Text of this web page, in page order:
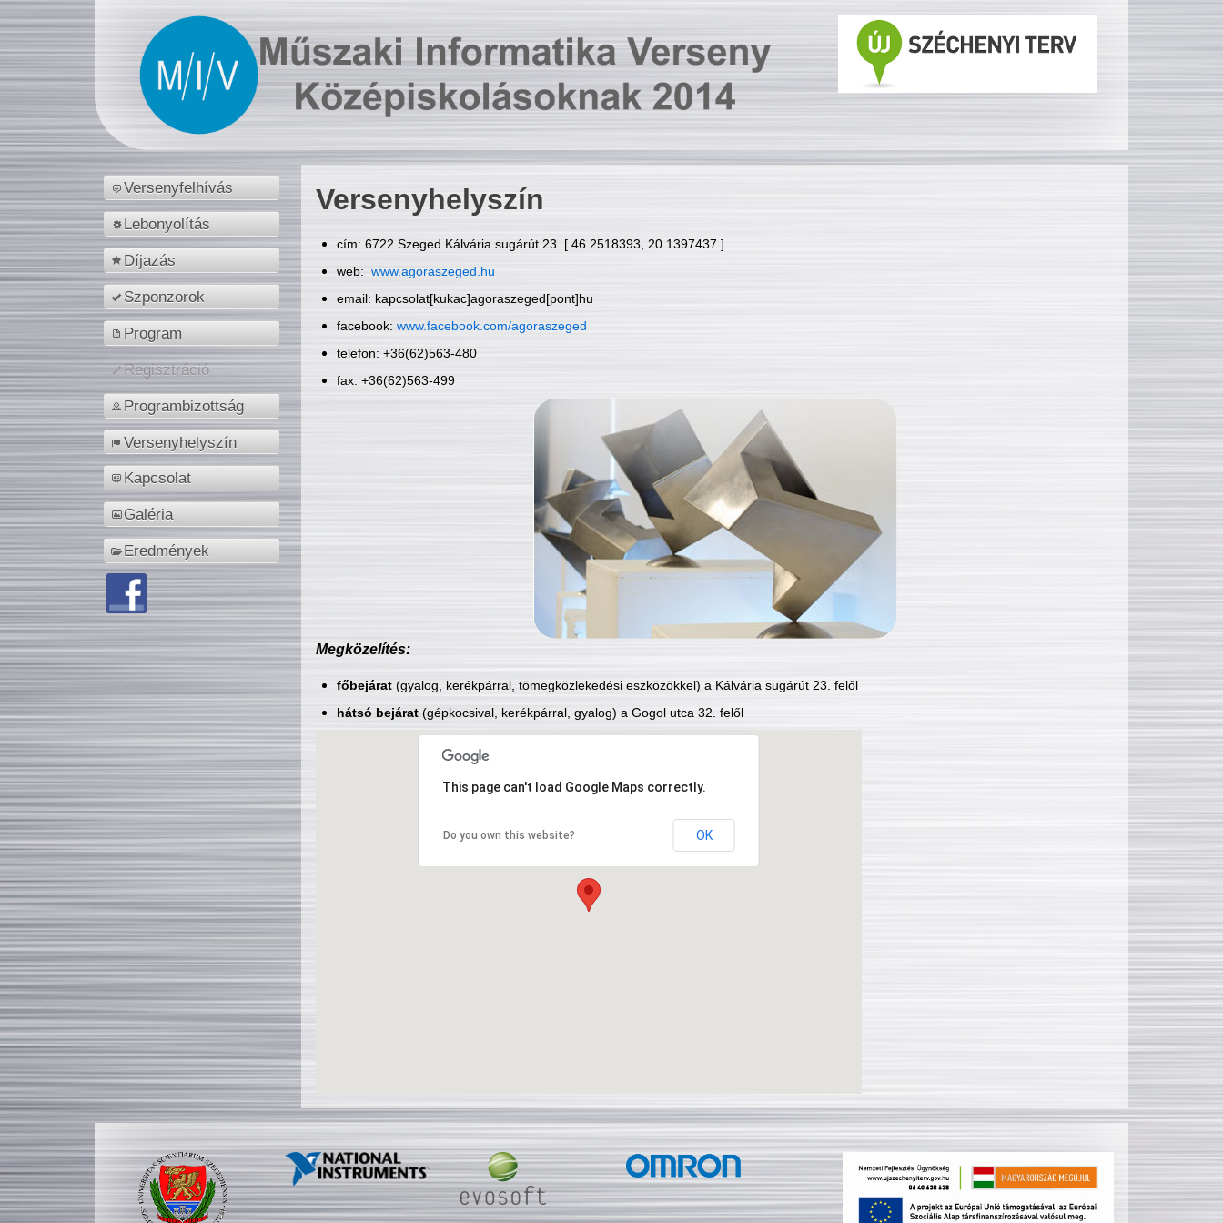
Versenyfelhívás
Lebonyolítás
Díjazás
Szponzorok
Program
Regisztráció
Programbizottság
Versenyhelyszín
Kapcsolat
Galéria
Eredmények
Versenyhelyszín
cím: 6722 Szeged Kálvária sugárút 23. [ 46.2518393, 20.1397437 ]
web: www.agoraszeged.hu
email: kapcsolat[kukac]agoraszeged[pont]hu
facebook: www.facebook.com/agoraszeged
telefon: +36(62)563-480
fax: +36(62)563-499
Megközelítés:
főbejárat(gyalog, kerékpárral, tömegközlekedési eszközökkel) a Kálvária sugárút 23. felől
hátsó bejárat(gépkocsival, kerékpárral, gyalog) a Gogol utca 32. felől
This page can't load Google Maps correctly.
Do you own this website? OK